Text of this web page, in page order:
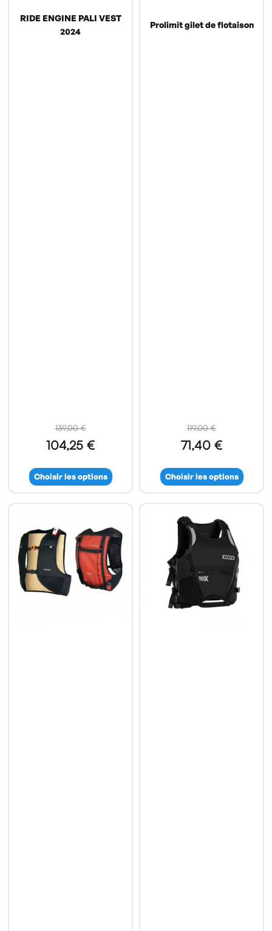
RIDE ENGINE PALI VEST
2024
139,00 €
104,25 €
Choisir les options
Prolimit gilet de flotaison
119,00 €
71,40 €
Choisir les options